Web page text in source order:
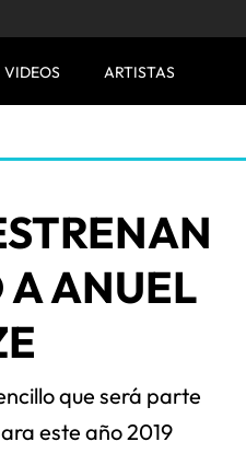
VIDEOS ARTISTAS
A ANUEL
que será parte
este año 2019